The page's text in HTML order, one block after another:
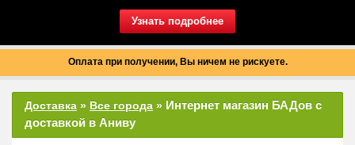
Узнать подробнее
Оплата при получении, Вы ничем не рискуете.
Доставка » Все города » Интернет магазин БАДов с
доставкой в Аниву